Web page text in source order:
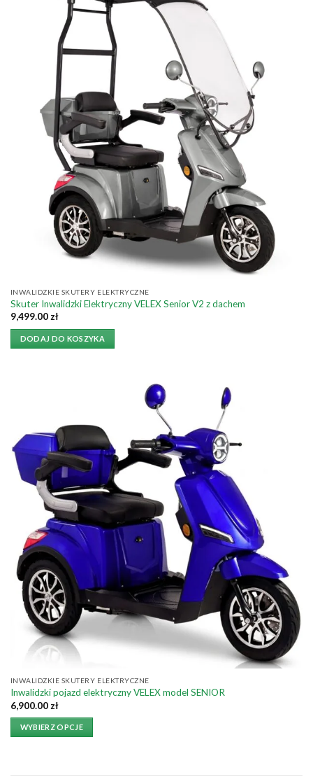
INWALIDZKIE SKUTERY ELEKTRYCZNE
Skuter Inwalidzki Elektryczny VELEX Senior V2 z dachem
9,499.00zł
DODAJ DO KOSZYKA
INWALIDZKIE SKUTERY ELEKTRYCZNE
Inwalidzki pojazd elektryczny VELEX model SENIOR
6,900.00 zł
WYBIERZ OPCJE